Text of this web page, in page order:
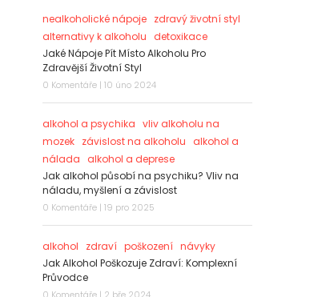
nealkoholické nápoje
zdravý životní styl
alternativy k alkoholu
detoxikace
Jaké Nápoje Pít Místo Alkoholu Pro
Zdravější Životní Styl
0 Komentáře | 10 úno 2024
alkohol a psychika vliv alkoholu na
mozek
závislost na alkoholu
alkohol a
nálada
alkohol a deprese
Jak alkohol působí na psychiku? Vliv na
náladu, myšlení a závislost
0 Komentáře | 19 pro 2025
alkohol zdraví poškození návyky
Jak Alkohol Poškozuje Zdraví: Komplexní
Průvodce